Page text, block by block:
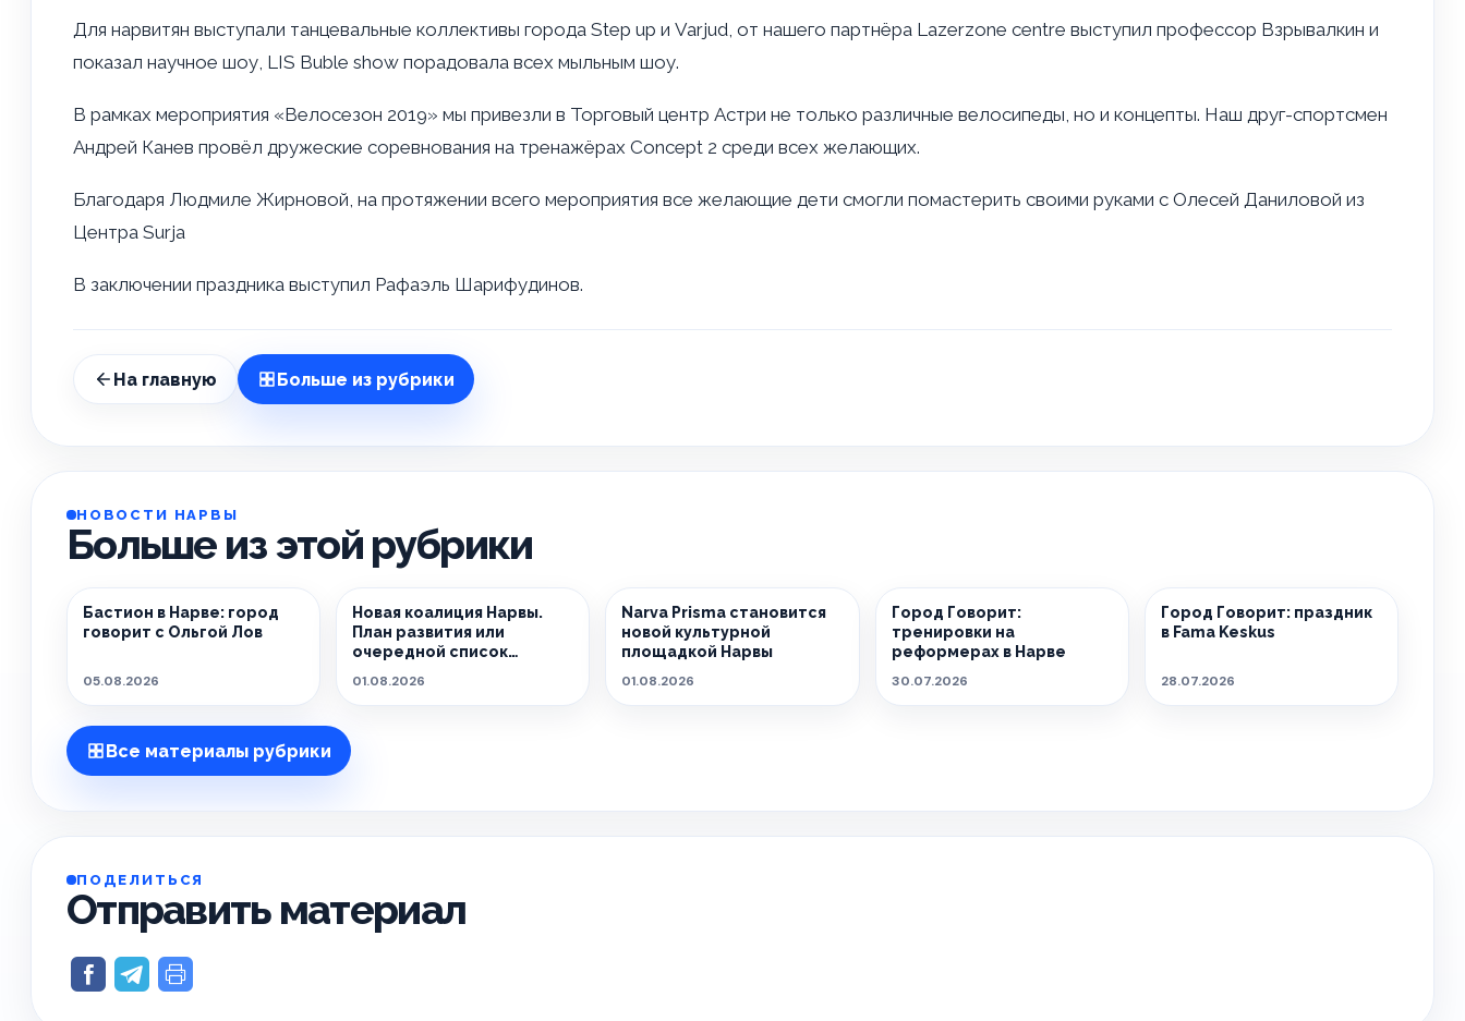
Для нарвитян выступали танцевальные коллективы города Step up и Varjud, от нашего партнёра Lazerzone centre выступил профессор Взрывалкин и
показал научное шоу, LIS Buble show порадовала всех мыльным шоу.
В рамках мероприятия «Велосезон 2019» мы привезли в Торговый центр Астри не только различные велосипеды, но и концепты. Наш друг-спортсмен
Андрей Канев провёл дружеские соревнования на тренажёрах Concept 2 среди всех желающих.
Благодаря Людмиле Жирновой, на протяжении всего мероприятия все желающие дети смогли помастерить своими руками с Олесей Даниловой из
Центра Surja
В заключении праздника выступил Рафаэль Шарифудинов.
На главную Больше из рубрики
НОВОСТИ НАРВЫ
Больше из этой рубрики
Бастион в Нарве: город
говорит с Ольгой Лов
05.08.2026
Новая коалиция Нарвы.
План развития или
очередной список
01.08.2026
Narva Prisma становится
новой культурной
площадкой Нарвы
01.08.2026
Город Говорит:
тренировки на
реформерах в Нарве
30.07.2026
Город Говорит: праздник
в Fama Keskus
28.07.2026
Все материалы рубрики
ПОДЕЛИТЬСЯ
Отправить материал